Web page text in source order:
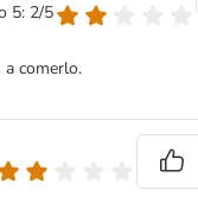
5: 2/5
a comerlo.